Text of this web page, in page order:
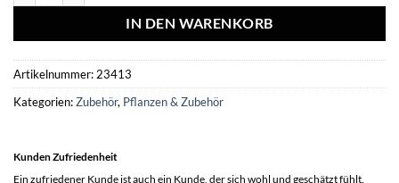
IN DEN WARENKORB
Artikelnummer: 23413
Kategorien:Zubehör, Pflanzen & Zubehör
Kunden Zufriedenheit
Ein zufriedener Kunde ist auch ein Kunde, der sich wohl und geschätzt fühlt.